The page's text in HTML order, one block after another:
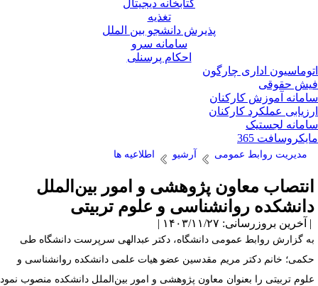
کتابخانه دیجیتال
تغذیه
پذیرش دانشجو بین الملل
سامانه سرو
احکام پرسنلی
اداری چارگون
حقوقی
آموزش کارکنان
عملکرد کارکنان
لجستیک
365
مدیریت روابط عمومی آرشیو اطلاعیه ها
معاون پژوهشی و امور بین‌الملل
روانشناسی و علوم تربیتی
بروزرسانی: ۱۴۰۳/۱۱/۲۷ |
گزارش روابط عمومی دانشگاه، دکتر عبدالهی سرپرست دانشگاه طی
خانم دکتر مریم مقدسین عضو هیات علمی دانشکده روانشناسی و
تربیتی را بعنوان معاون پژوهشی و امور بین‌الملل دانشکده منصوب نمود.